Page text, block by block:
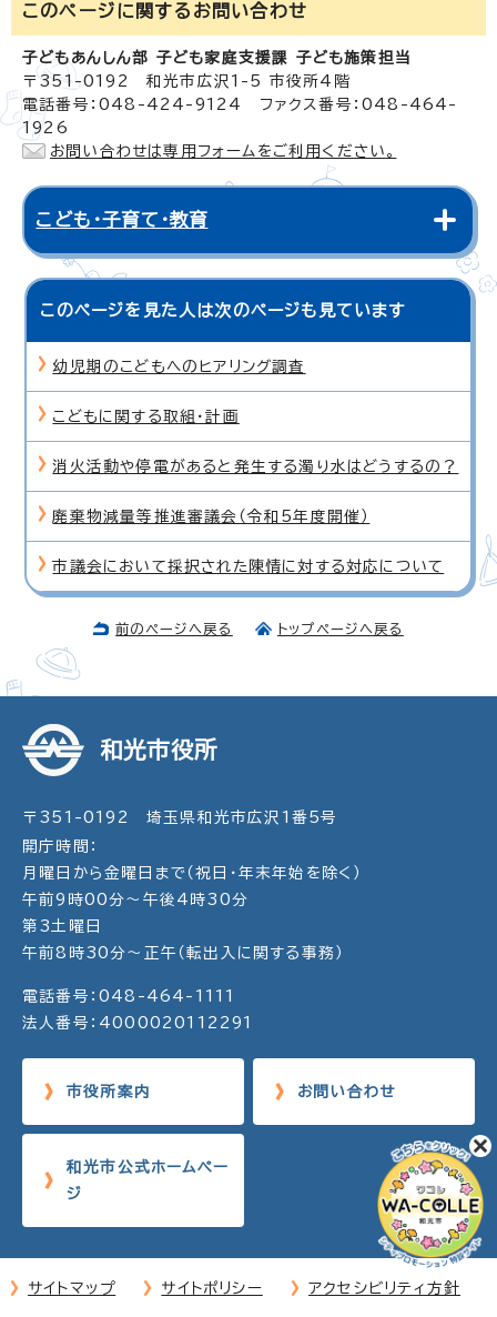
このページに関する お問い合わせ
子どもあんしん部 子ども家庭支援課 子ども施策担当
〒351-0192 和光市広沢1-5 市役所4階
電話番号：048-424-9124 ファクス番号：048-464-
1926
お問い合わせは専用フォームをご利用ください。
こども・子育て・教育
このページを見た人は次のページも見ています
幼児期のこどもへのヒアリング調査
こどもに関する取組・計画
消火活動や停電があると発生する濁り水はどうするの？
廃棄物減量等推進審議会（令和5年度開催）
市議会において採択された陳情に対する対応について
前のページへ戻る トップページへ戻る
和光市役所
〒351-0192 埼玉県和光市広沢1番5号
開庁時間：
月曜日から金曜日まで（祝日・年末年始を除く）
午前9時00分～午後4時30分
第3土曜日
午前8時30分～正午（転出入に関する事務）
電話番号：048-464-1111
法人番号：4000020112291
市役所案内 お問い合わせ
和光市公式ホームペー
ジ
サイトマップ サイトポリシー アクセシビリティ方針